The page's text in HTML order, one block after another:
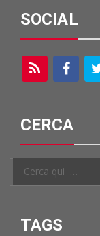
SOCIAL
CERCA
Cerca
TAGS